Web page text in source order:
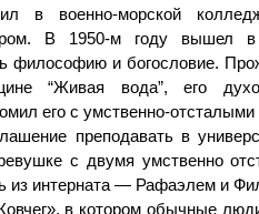
в военно-морской
В 1950-м году вышел в
философию и богословие.
“Живая вода”, его
его с умственно-
преподавать в
с двумя умственно
из интерната — Рафаэлем и
в котором обычные